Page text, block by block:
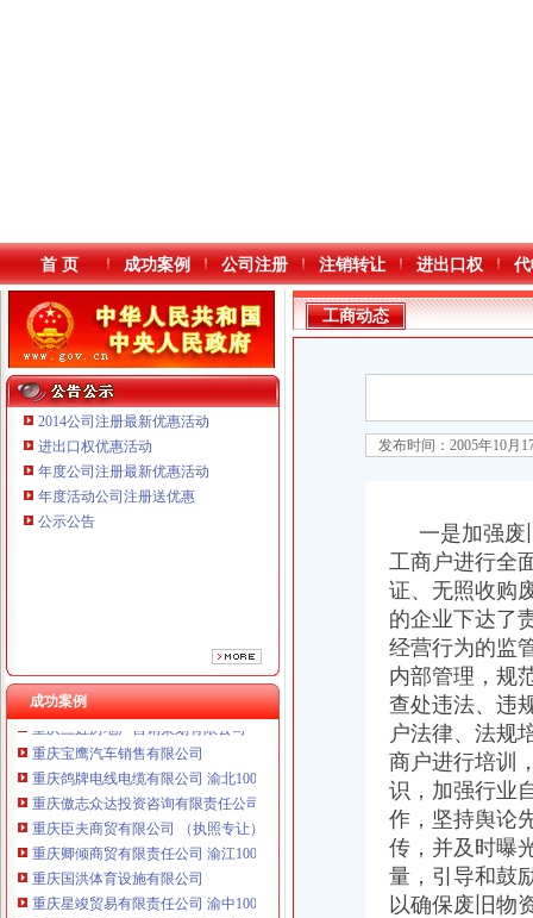
本站导航
首 页 成功案例 公司注册 注销转让 进出口权
2014公司注册最新优惠活动
进出口权优惠活动
年度公司注册最新优惠活动
年度活动公司注册送优惠
公示公告
成功案例
重庆鸽牌电线电缆有限公司 渝北10010万 (进出口权)
重庆傲志众达投资咨询有限责任公司 渝九1000万 （增资）
重庆臣夫商贸有限公司 （执照专让）
重庆奕欣锦诚商贸有限公司 渝九50万 （工商注册）
重庆信同广告有限公司 渝沙50万 （工商注册）
重庆三虹房地产营销策划有限公司
重庆宝鹰汽车销售有限公司
重庆鸽牌电线电缆有限公司 渝北10010万 (进出口权)
重庆傲志众达投资咨询有限责任公司 渝九1000万 （增资）
重庆臣夫商贸有限公司 （执照专让）
重庆卿倾商贸有限责任公司 渝江100万 （工商注册）
重庆国洪体育设施有限公司
重庆星竣贸易有限责任公司 渝中100万 （进出口权）
重庆海谛升进出口贸易有限公司 渝北100万 （进出口权）
工商动态
发布时间：2005年10月
一是加强废
工商户进行全
证、无照收购
的企业下达了
经营行为的监
内部管理，规
查处违法、违
户法律、法规
商户进行培训
识，加强行业
作，坚持舆论
传，并及时曝
量，引导和鼓
以确保废旧物